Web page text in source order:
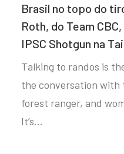
Brasil no topo do
Roth, do Team
IPSC Shotgun na
Talking to randos is
the conversation with
forest ranger, and
It’s…